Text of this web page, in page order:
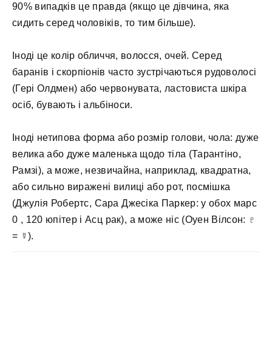
90% випадків це правда (якщо це дівчина, яка
сидить серед чоловіків, то тим більше).
Іноді це колір обличчя, волосся, очей. Серед
баранів і скорпіонів часто зустрічаються рудоволосі
(Гері Олдмен) або червонувата, ластовиста шкіра
осіб, бувають і альбіноси.
Іноді нетипова форма або розмір голови, чола: дуже
велика або дуже маленька щодо тіла (Тарантіно,
Рамзі), а може, незвичайна, наприклад, квадратна,
або сильно виражені вилиці або рот, посмішка
(Джулія Робертс, Сара Джесіка Паркер: у обох марс
0 , 120 юпітер і Асц рак), а може ніс (Оуен Вілсон: ♇
= ☿).